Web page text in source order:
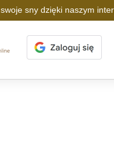
sny dzięki naszym